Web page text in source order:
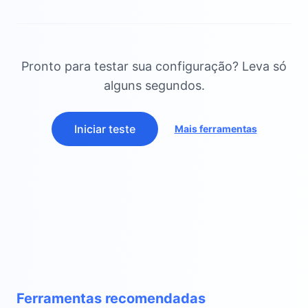
Pronto para testar sua configuração? Leva só
alguns segundos.
Iniciar teste Mais ferramentas
Ferramentas recomendadas